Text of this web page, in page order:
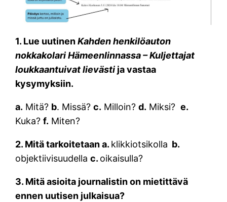
1. Lue uutinenKahden henkilöauton
nokkakolari Hämeenlinnassa – Kuljettajat
loukkaantuivat lievästi ja vastaa
kysymyksiin.
a. Mitä? b. Missä?c. Milloin?d. Miksi?e.
Kuka?f. Miten?
2. Mitä tarkoitetaan a. klikkiotsikolla b.
objektiivisuudellac. oikaisulla?
3. Mitä asioita journalistin on mietittävä
ennen uutisen julkaisua?